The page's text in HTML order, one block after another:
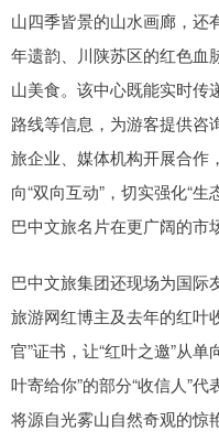
山四季皆景的山水画廊，还
年遗韵、川陕苏区的红色血
山美食。该中心既能实时传
路线等信息，为游客提供咨
旅企业、媒体机构开展合作
向“双向互动”，切实强化“
巴中文旅名片在更广阔的市
巴中文旅集团还现场为国际
旅游网红博主及去年的红叶
官”证书，让“红叶之邀”从
叶寄给你”的部分“收信人”代
将源自光雾山自然奇观的惊